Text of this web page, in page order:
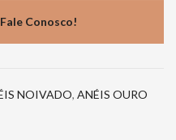
Conosco!
NOIVADO, ANÉIS OURO